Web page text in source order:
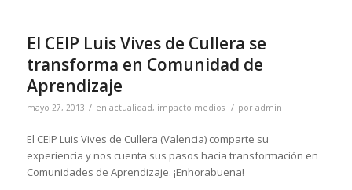
El CEIP Luis Vives de Cullera se
transforma en Comunidad de
Aprendizaje
mayo 27, 2013 / en actualidad, impacto medios / por admin
El CEIP Luis Vives de Cullera (Valencia) comparte su
experiencia y nos cuenta sus pasos hacia transformación en
Comunidades de Aprendizaje. ¡Enhorabuena!